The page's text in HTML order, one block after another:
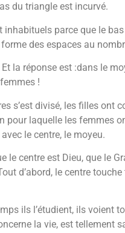
du triangle est incurvé.
parce que le
des espaces au
la réponse est :dans le
!
s’est divisé, les filles
laquelle les femmes
le centre, le moyeu.
le centre est Dieu, que le
d’abord, le centre
ils l’étudient, ils voient
la vie, est tellement